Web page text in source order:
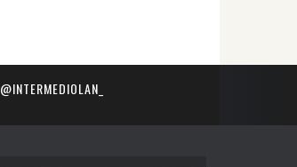
@INTERMEDIOLAN_